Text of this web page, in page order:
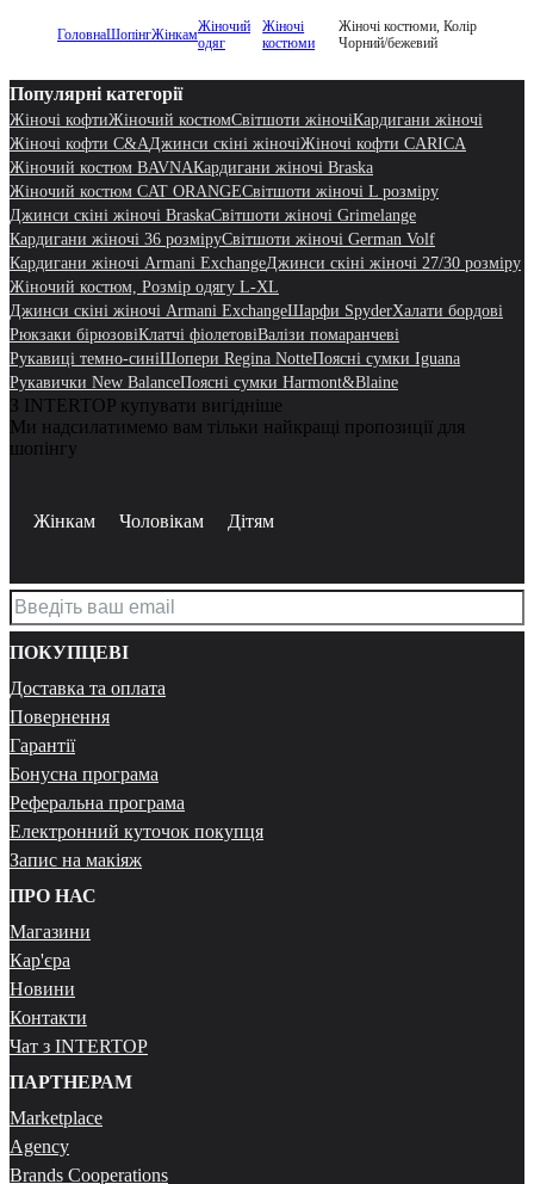
ГоловнаШопінгЖінкамЖіночий
одяг
Жіночі
костюми
Жіночі костюми, Колір
Чорний/бежевий
Популярні категорії
Жіночі кофтиЖіночий костюмСвітшоти жіночіКардигани жіночі
Жіночі кофти C&AДжинси скіні жіночіЖіночі кофти CARICA
Жіночий костюм BAVNAКардигани жіночі Braska
Жіночий костюм CAT ORANGEСвітшоти жіночі L розміру
Джинси скіні жіночі BraskaСвітшоти жіночі Grimelange
Кардигани жіночі 36 розміруСвітшоти жіночі German Volf
Кардигани жіночі Armani ExchangeДжинси скіні жіночі 27/30 розміру
Жіночий костюм, Розмір одягу L-XL
Джинси скіні жіночі Armani ExchangeШарфи SpyderХалати бордові
Рюкзаки бірюзовіКлатчі фіолетовіВалізи помаранчеві
Рукавиці темно-синіШопери Regina NotteПоясні сумки Iguana
Рукавички New BalanceПоясні сумки Harmont&Blaine
З INTERTOP купувати вигідніше
Ми надсилатимемо вам тільки найкращі пропозиції для
шопінгу
Жінкам Чоловікам Дітям
ПОКУПЦЕВІ
Доставка та оплата
Повернення
Гарантії
Бонусна програма
Реферальна програма
Електронний куточок покупця
Запис на макіяж
ПРО НАС
Магазини
Кар'єра
Новини
Контакти
Чат з INTERTOP
ПАРТНЕРАМ
Marketplace
Agency
Brands Cooperations